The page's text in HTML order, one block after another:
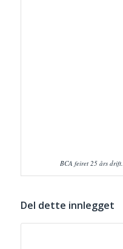
BCA feiret 25 års drift.
Del dette innlegget